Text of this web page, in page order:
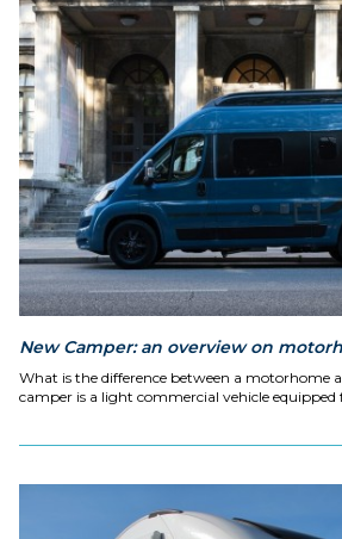
New Camper: an overview on
What is the difference between a motorhome
camper is a light commercial vehicle equipped